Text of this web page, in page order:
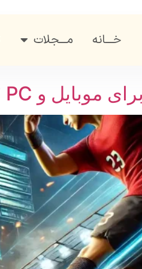
خـــانه مـــجلات